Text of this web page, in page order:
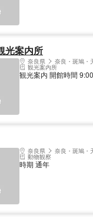
光案内所
奈良県 奈良・斑鳩・
観光案内所
観光案内 開館時間
奈良県 奈良・斑鳩・
動物観察
時期 通年